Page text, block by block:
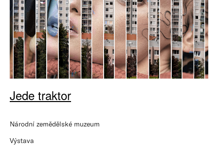
Jede traktor
Národní zemědělské muzeum
Výstava